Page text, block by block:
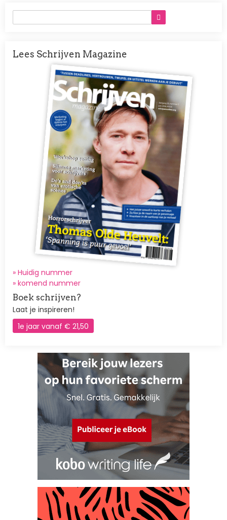
Lees Schrijven Magazine
Afbeelding
» Huidig nummer
» komend nummer
Boek schrijven?
Laat je inspireren!
1e jaar vanaf € 21,50